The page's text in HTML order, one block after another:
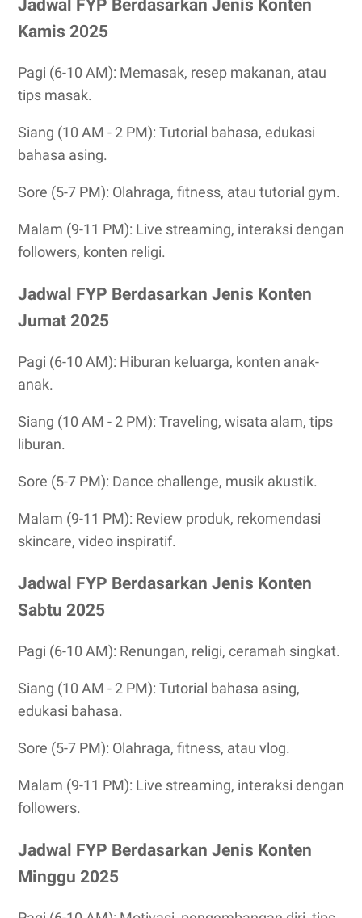
Jadwal FYP Berdasarkan Jenis Konten
Kamis 2025
Pagi (6-10 AM): Memasak, resep makanan, atau
tips masak.
Siang (10 AM - 2 PM): Tutorial bahasa, edukasi
bahasa asing.
Sore (5-7 PM): Olahraga, fitness, atau tutorial gym.
Malam (9-11 PM): Live streaming, interaksi dengan
followers, konten religi.
Jadwal FYP Berdasarkan Jenis Konten
Jumat 2025
Pagi (6-10 AM): Hiburan keluarga, konten anak-
anak.
Siang (10 AM - 2 PM): Traveling, wisata alam, tips
liburan.
Sore (5-7 PM): Dance challenge, musik akustik.
Malam (9-11 PM): Review produk, rekomendasi
skincare, video inspiratif.
Jadwal FYP Berdasarkan Jenis Konten
Sabtu 2025
Pagi (6-10 AM): Renungan, religi, ceramah singkat.
Siang (10 AM - 2 PM): Tutorial bahasa asing,
edukasi bahasa.
Sore (5-7 PM): Olahraga, fitness, atau vlog.
Malam (9-11 PM): Live streaming, interaksi dengan
followers.
Jadwal FYP Berdasarkan Jenis Konten
Minggu 2025